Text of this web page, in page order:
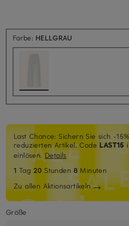
Farbe: HELLGRAU
Last Chance: Sichern Sie sich -
reduzierten Artikel. Code LAST15
einlösen.Details
1 Tag 20 Stunden8 Minuten
Zu allen Aktionsartikeln
Größe